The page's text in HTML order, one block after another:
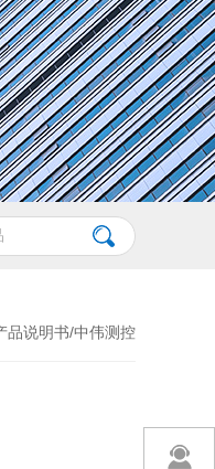
品说明书/中伟测控